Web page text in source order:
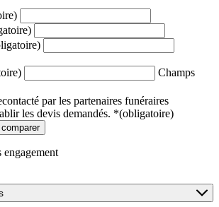
Champs
par les partenaires funéraires
les devis demandés. *(obligatoire)
engagement